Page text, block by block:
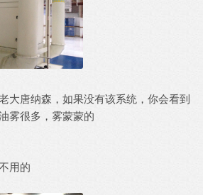
大唐纳森，如果没有该系统，你会看到
雾很多，雾蒙蒙的
用的